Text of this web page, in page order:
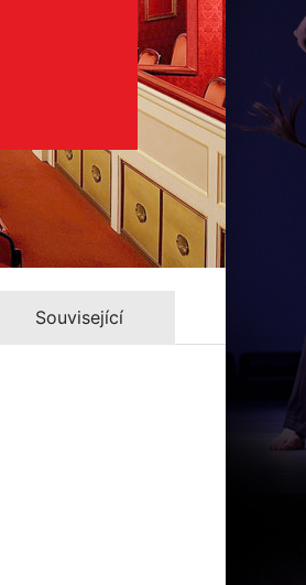
Související